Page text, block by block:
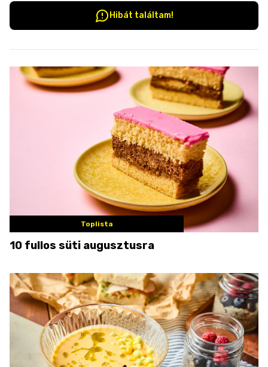
Hibát találtam!
Toplista
10 fullos süti augusztusra